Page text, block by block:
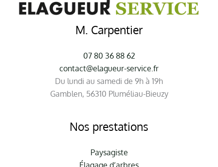
M. Carpentier
07 80 36 88 62
contact@elagueur-service.fr
Du lundi au samedi de 9h à 19h
Gamblen, 56310 Pluméliau-Bieuzy
Nos prestations
Paysagiste